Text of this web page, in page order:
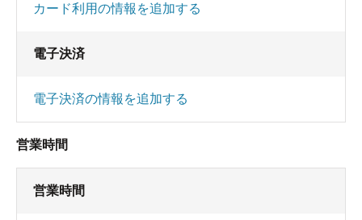
カード利用の情報を追加する
電子決済
電子決済の情報を追加する
営業時間
営業時間